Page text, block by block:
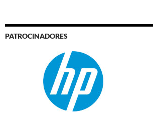
PATROCINADORES